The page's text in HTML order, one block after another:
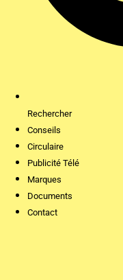
Rechercher
Conseils
Circulaire
Publicité Télé
Marques
Documents
Contact